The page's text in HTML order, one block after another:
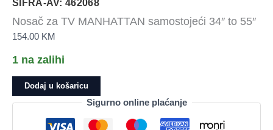
ŠIFRA-AV: 462068
Nosač za TV MANHATTAN samostojeći 34″ to 55″
154.00 KM
1 na zalihi
Nosač
za
MANHATTAN
Dodaj u košaricu
Sigurno online plaćanje